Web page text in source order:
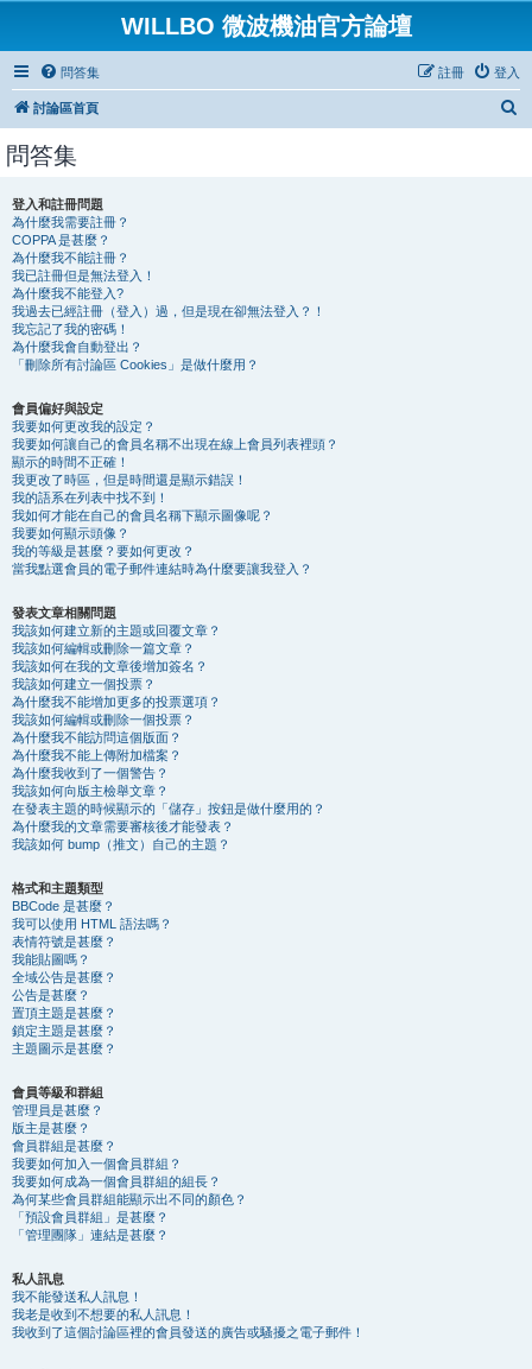
WILLBO 微波機油官方論壇
問答集 登入
註冊
討論區首頁
問答集
登入和註冊問題
為什麼我需要註冊？
COPPA 是甚麼？
為什麼我不能註冊？
我已註冊但是無法登入！
為什麼我不能登入?
我過去已經註冊（登入）過，但是現在卻無法登入？！
我忘記了我的密碼！
為什麼我會自動登出？
「刪除所有討論區 Cookies」是做什麼用？
會員偏好與設定
我要如何更改我的設定？
我要如何讓自己的會員名稱不出現在線上會員列表裡頭？
顯示的時間不正確！
我更改了時區，但是時間還是顯示錯誤！
我的語系在列表中找不到！
我如何才能在自己的會員名稱下顯示圖像呢？
我要如何顯示頭像？
我的等級是甚麼？要如何更改？
當我點選會員的電子郵件連結時為什麼要讓我登入？
發表文章相關問題
我該如何建立新的主題或回覆文章？
我該如何編輯或刪除一篇文章？
我該如何在我的文章後增加簽名？
我該如何建立一個投票？
為什麼我不能增加更多的投票選項？
我該如何編輯或刪除一個投票？
為什麼我不能訪問這個版面？
為什麼我不能上傳附加檔案？
為什麼我收到了一個警告？
我該如何向版主檢舉文章？
在發表主題的時候顯示的「儲存」按鈕是做什麼用的？
為什麼我的文章需要審核後才能發表？
我該如何 bump（推文）自己的主題？
格式和主題類型
BBCode 是甚麼？
我可以使用 HTML 語法嗎？
表情符號是甚麼？
我能貼圖嗎？
全域公告是甚麼？
公告是甚麼？
置頂主題是甚麼？
鎖定主題是甚麼？
主題圖示是甚麼？
會員等級和群組
管理員是甚麼？
版主是甚麼？
會員群組是甚麼？
我要如何加入一個會員群組？
我要如何成為一個會員群組的組長？
為何某些會員群組能顯示出不同的顏色？
「預設會員群組」是甚麼？
「管理團隊」連結是甚麼？
私人訊息
我不能發送私人訊息！
我老是收到不想要的私人訊息！
我收到了這個討論區裡的會員發送的廣告或騷擾之電子郵件！